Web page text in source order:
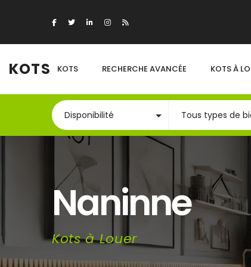
KOTS KOTS RECHERCHE AVANCÉE KOTS À
Naninne
Kots à Louer